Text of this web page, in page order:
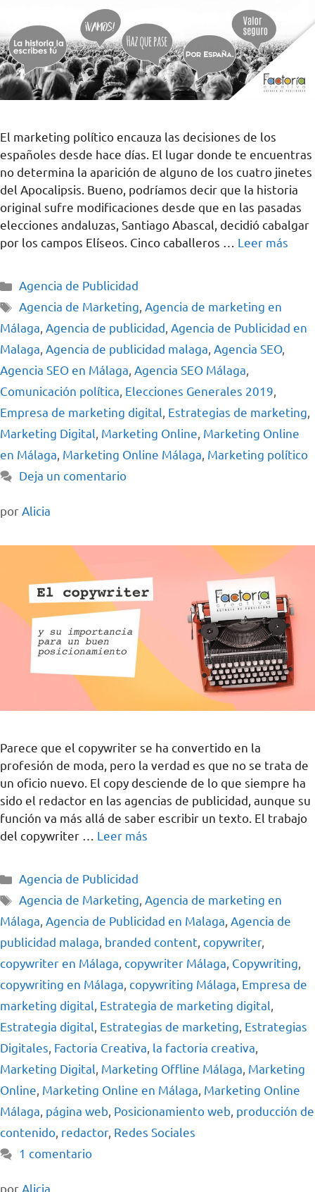
El marketing político encauza las decisiones de los
españoles desde hace días. El lugar donde te encuentras
no determina la aparición de alguno de los cuatro jinetes
del Apocalipsis. Bueno, podríamos decir que la historia
original sufre modificaciones desde que en las pasadas
elecciones andaluzas, Santiago Abascal, decidió cabalgar
por los campos Elíseos. Cinco caballeros … Leer más
Agencia de Publicidad
Agencia de Marketing,Agencia de marketing en
Málaga, Agencia de publicidad, Agencia de Publicidad en
Malaga, Agencia de publicidad malaga, Agencia SEO,
Agencia SEO en Málaga, Agencia SEO Málaga,
Comunicación política, Elecciones Generales 2019,
Empresa de marketing digital, Estrategias de marketing,
Marketing Digital, Marketing Online, Marketing Online
en Málaga, Marketing Online Málaga, Marketing político
Deja un comentario
porAlicia
Parece que el copywriter se ha convertido en la
profesión de moda, pero la verdad es que no se trata de
un oficio nuevo. El copy desciende de lo que siempre ha
sido el redactor en las agencias de publicidad, aunque su
función va más allá de saber escribir un texto. El trabajo
del copywriter … Leer más
Agencia de Publicidad
Agencia de Marketing,Agencia de marketing en
Málaga, Agencia de Publicidad en Malaga, Agencia de
publicidad malaga, branded content, copywriter,
copywriter en Málaga, copywriter Málaga, Copywriting,
copywriting en Málaga, copywriting Málaga, Empresa de
marketing digital, Estrategia de marketing digital,
Estrategia digital, Estrategias de marketing, Estrategias
Digitales, Factoria Creativa, la factoria creativa,
Marketing Digital, Marketing Offline Málaga, Marketing
Online, Marketing Online en Málaga, Marketing Online
Málaga, página web, Posicionamiento web, producción de
contenido, redactor, Redes Sociales
1 comentario
porAlicia